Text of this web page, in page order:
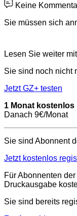
Keine
Sie müssen sich
Lesen Sie weiter mit
Sie sind noch nicht
Jetzt GZ+ testen
1 Monat kostenlos
Danach 9€/Monat
Sie sind Abonnent
Jetzt kostenlos
Für Abonnenten der
Druckausgabe
Sie sind bereits